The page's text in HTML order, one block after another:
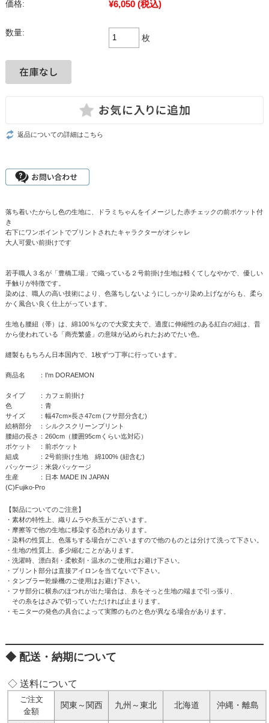
価格: ¥6,050 (税込)
数量:
枚
返品についての詳細はこちら
落ち着いたからし色の生地に、ドラミちゃんをイメージした赤チェックの前ポケット付
き
右下にワンポイントでプリントされたキャラクターがオシャレ
大人可愛い前掛けです
若手職人３名が「豊橋工場」で織っている２号前掛け生地は軽くてしなやかで、優しい
手触りが特徴です。
染めは、職人の高い技術により、色落ちしないようにしっかり染め上げながらも、柔ら
かく風合い良く仕上がっています。
生地も腰紐（帯）は、綿100％なので大変丈夫で、適度に伸縮性のある紅白の紐は、昔
から使われている「商売繁盛」の意味が込められたおめでたい色。
縫製ももちろん日本国内で、1枚ずつ丁寧に行っています。
商品名 ：I'm DORAEMON
タイプ ：カフェ前掛け
色 ：青
サイズ ：幅47cm×長さ47cm (フサ部分含む)
絵柄部分 ：シルクスクリーンプリント
腰紐の長さ：260cm（腰囲95cmくらい迄対応）
ポケット ：前ポケット
組成 ：2号前掛け生地 綿100% (紐含む)
パッケージ：米袋パッケージ
生産 ：日本 MADE IN JAPAN
(C)Fujiko-Pro
【製品についてのご注意】
・素材の特性上、織りムラや糸玉がございます。
・摩擦等で他の生地に移染する恐れがあります。
・染料の性質上、色落ちする場合がございますので他のものとは分けて洗って下さい。
・生地の性質上、多少縮むことがあります。
・洗濯時、漂白剤・柔軟剤・温水のご使用はお避け下さい。
・プリント部分は直接アイロンを当てないで下さい。
・タンブラー乾燥機のご使用はお避け下さい。
・フサ部分に横糸のほつれが出た場合は、糸をそっと生地の端まで引っ張り、
その糸をはさみで切っていただければ止まります。
・モニターの発色の具合によって実際のものと色が異なる場合があります。
配送・納期について
◇ 送料について
ご注文
金額
関東～関西 九州～東北 北海道 沖縄・離島